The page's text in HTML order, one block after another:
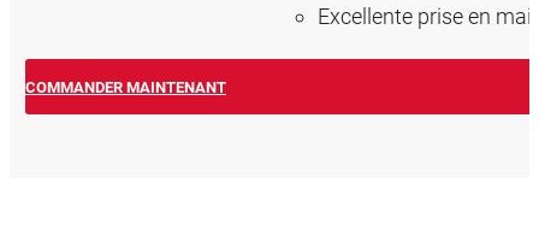
Excellente prise en
COMMANDER MAINTENANT